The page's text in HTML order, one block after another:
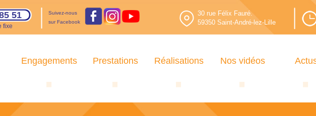
51
fixe
Suivez-nous
sur Facebook
30 rue Félix Fauré.
59350 Saint-André-lez-Lille
Engagements Prestations Réalisations Nos vidéos